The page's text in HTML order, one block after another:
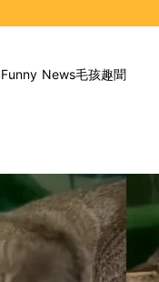
Funny News毛孩趣聞